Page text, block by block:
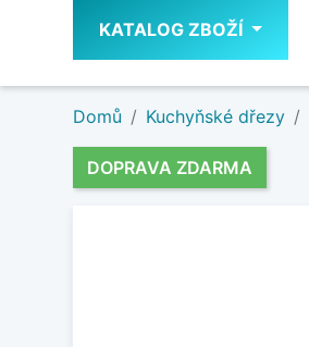
KATALOG ZBOŽÍ
Domů Kuchyňské dřezy
DOPRAVA ZDARMA